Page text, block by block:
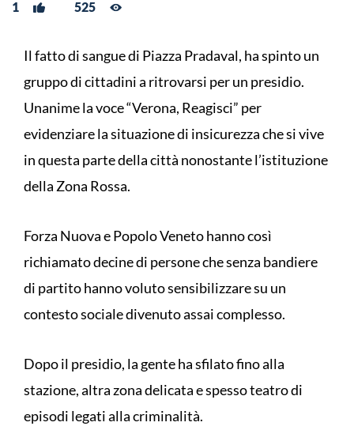
1 525
Il fatto di sangue di Piazza Pradaval, ha spinto un
gruppo di cittadini a ritrovarsi per un presidio.
Unanime la voce “Verona, Reagisci” per
evidenziare la situazione di insicurezza che si vive
in questa parte della città nonostante l’istituzione
della Zona Rossa.
Forza Nuova e Popolo Veneto hanno così
richiamato decine di persone che senza bandiere
di partito hanno voluto sensibilizzare su un
contesto sociale divenuto assai complesso.
Dopo il presidio, la gente ha sfilato fino alla
stazione, altra zona delicata e spesso teatro di
episodi legati alla criminalità.